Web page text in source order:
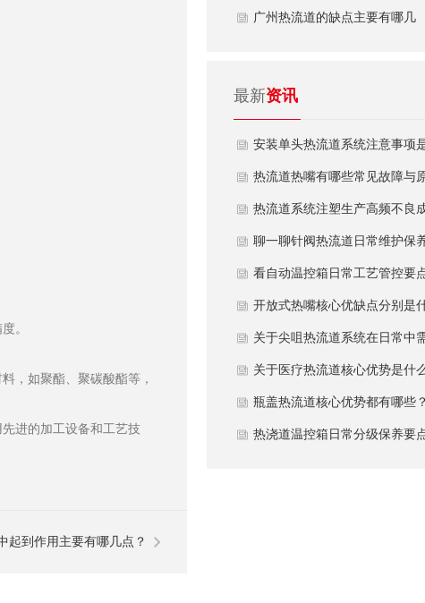
。
，如聚酯、聚碳酸酯等，
进的加工设备和工艺技
起到作用主要有哪几点？
哪几点？
广州热流道的缺点主要有哪几
最新资讯
安装单头热流道系统注意事项
什么？
热流道热嘴有哪些常见故障与
因？
热流道系统注塑生产高频不良
因与解决方案分别是什么？
聊一聊针阀热流道日常维护保
要点有哪些方面？
看自动温控箱日常工艺管控要
有哪些方面？
开放式热嘴核心优缺点分别是
么？
关于尖咀热流道系统在日常中
要做哪些维护保养呢？
关于医疗热流道核心优势是什
呢？
瓶盖热流道核心优势都有哪些
热浇道温控箱日常分级保养要